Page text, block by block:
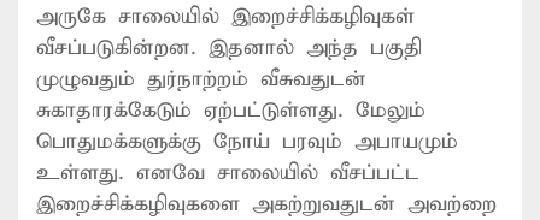
அருகே சாலையில் இறைச்சிக்கழிவுகள்
வீசப்படுகின்றன. இதனால் அந்த பகுதி
முழுவதும் துர்நாற்றம் வீசுவதுடன்
சுகாதாரக்கேடும் ஏற்பட்டுள்ளது. மேலும்
பொதுமக்களுக்கு நோய் பரவும் அபாயமும்
உள்ளது. எனவே சாலையில் வீசப்பட்ட
இறைச்சிக்கழிவுகளை அகற்றுவதுடன் அவற்றை